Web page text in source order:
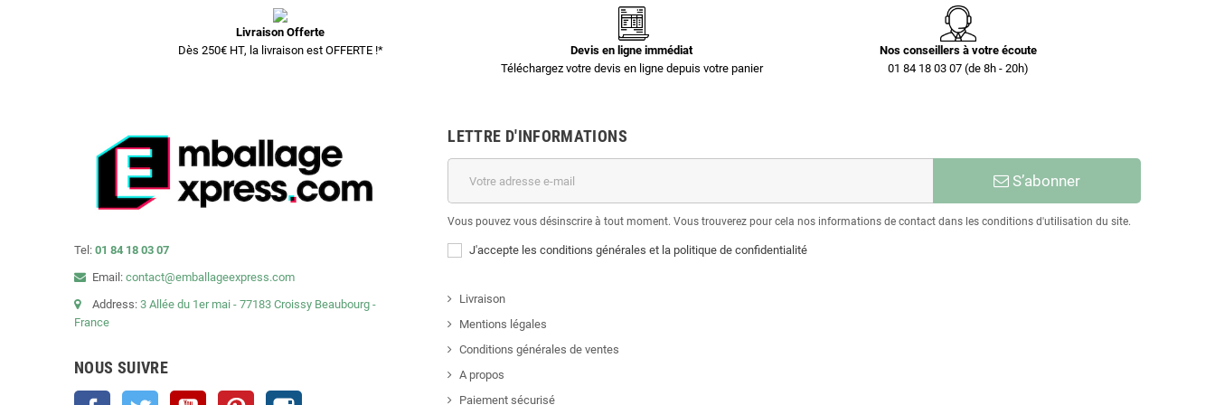
Livraison Offerte
Dès 250€ HT, la livraison est OFFERTE !*
Devis en ligne immédiat
Téléchargez votre devis en ligne depuis votre panier
Nos conseillers à votre écoute
01 84 18 03 07 (de 8h - 20h)
Tel: 01 84 18 03 07
Email: contact@emballageexpress.com
Address: 3 Allée du 1er mai - 77183 Croissy Beaubourg -
France
NOUS SUIVRE
Facebook Twitter YouTube Pinterest
LETTRE D'INFORMATIONS
S’abonner
Vous pouvez vous désinscrire à tout moment. Vous trouverez pour cela nos informations de contact dans les conditions d'utilisation du site.
J'accepte les conditions générales et la politique de confidentialité
Livraison
Mentions légales
Conditions générales de ventes
A propos
Paiement sécurisé